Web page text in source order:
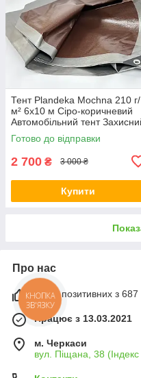
Тент Plandeka Mochna 210 г/
м² 6х10 м Сіро-коричневий
Автомобільний тент
тент від снігу та дощу
Готово до відправки
2 700 ₴ 3 000 ₴
Купити
Про нас
100% позитивних з 687
Працює з 13.03.2021
м. Черкаси
вул. Піщана, 38
КНОПКА
ЗВ'ЯЗКУ